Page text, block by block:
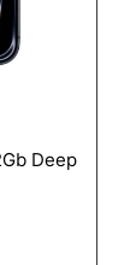
Deep